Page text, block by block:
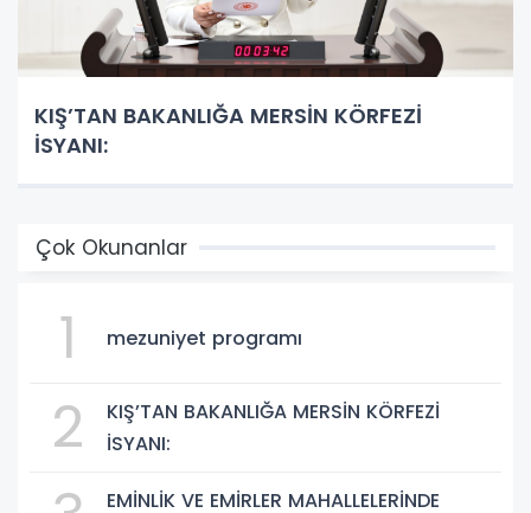
KIŞ’TAN BAKANLIĞA MERSİN KÖRFEZİ
İSYANI:
Çok Okunanlar
1 mezuniyet programı
2
KIŞ’TAN BAKANLIĞA MERSİN KÖRFEZİ
İSYANI:
EMİNLİK VE EMİRLER MAHALLELERİNDE